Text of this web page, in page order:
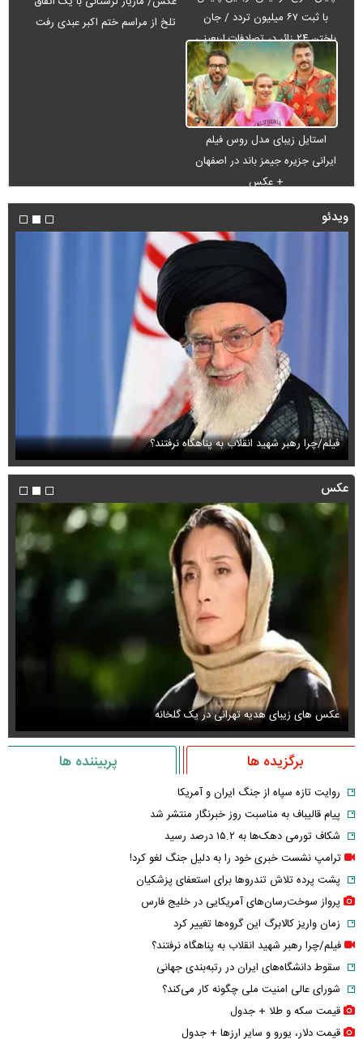
با ثبت ۶۷ میلیون تردد / جان
باختن ۲۴ زائر در تصادفات اربعینی
تلخ از مراسم ختم اکبر عبدی رفت
استایل زیبای مدل روس فیلم
ایرانی جزیره جیمز باند در اصفهان
+ عکس
ویدئو
فیلم/چرا رهبر شهید انقلاب به پناهگاه نرفتند؟
عکس
عکس های زیبای هدیه تهرانی در یک گلخانه
برگزیده ها پربیننده ها
روایت تازه سپاه از جنگ ایران و آمریکا
پیام قالیباف به مناسبت روز خبرنگار منتشر شد
شکاف تورمی دهک‌ها به ۱۵.۲ درصد رسید
ترامپ نشست خبری خود را به دلیل جنگ لغو کرد!
پشت پرده تلاش تندروها برای استعفای پزشکیان
پرواز سوخت‌رسان‌های آمریکایی در خلیج فارس
زمان واریز کالابرگ این گروه‌ها تغییر کرد
فیلم/چرا رهبر شهید انقلاب به پناهگاه نرفتند؟
سقوط دانشگاه‌های ایران در رتبه‌بندی جهانی
شورای عالی امنیت ملی چگونه کار می‌کند؟
قیمت سکه و طلا + جدول
قیمت دلار، یورو و سایر ارز‌ها + جدول